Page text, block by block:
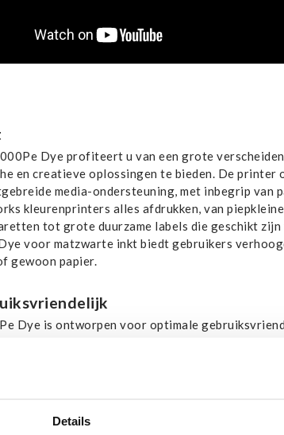
Details
Dye profiteert u van een grote
en creatieve oplossingen te bieden. De printer
media-ondersteuning, met inbegrip van
kleurenprinters alles afdrukken, van
tot grote duurzame labels die geschikt zijn
voor matzwarte inkt biedt gebruikers
gewoon papier.
Dye is ontworpen voor optimale
de voorkant, waardoor u bedrijfsruimte
en linkerzijde. We hebben ook een aantal
en het onderhoud van de printers, zoals: een